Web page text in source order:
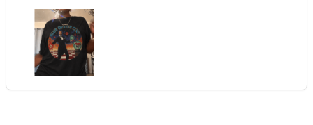
even more special. Thank you, Marissia— I can’t wait to wear
my shirt to the show. I’ll definitely be ordering again.